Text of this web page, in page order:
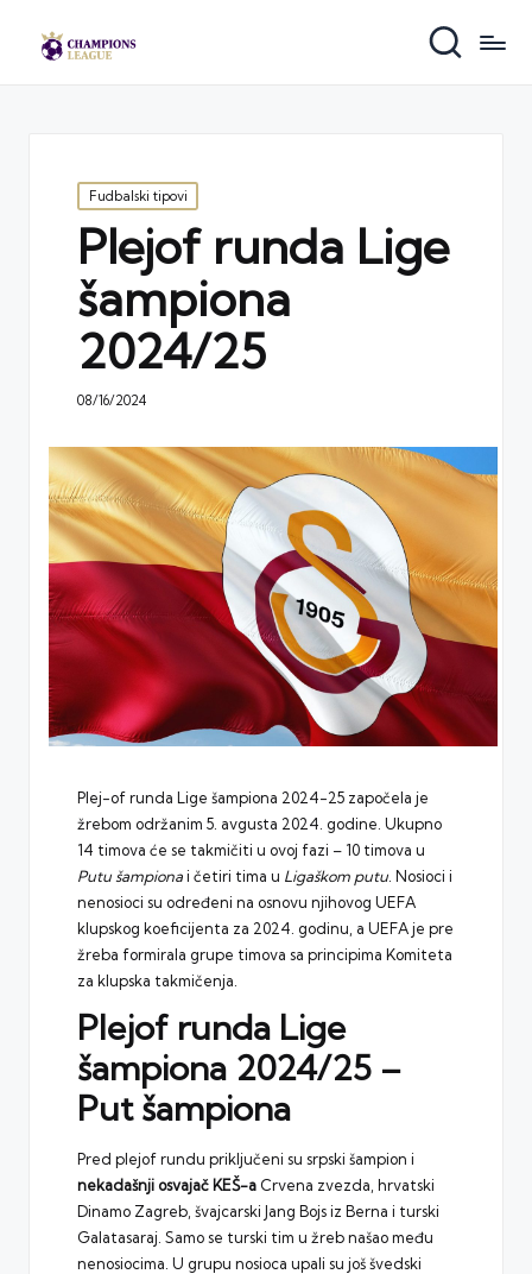
Posted
in
Fudbalski tipovi
Plejof runda Lige
šampiona
2024/25
08/16/2024
Plej-of runda Lige šampiona 2024-25 započela je
žrebom održanim 5. avgusta 2024. godine. Ukupno
14 timova će se takmičiti u ovoj fazi – 10 timova u
Putu šampionai četiri tima u Ligaškom putu . Nosioci i
nenosioci su određeni na osnovu njihovog UEFA
klupskog koeficijenta za 2024. godinu, a UEFA je pre
žreba formirala grupe timova sa principima Komiteta
za klupska takmičenja.
Plejof runda Lige
šampiona 2024/25 –
Put šampiona
Pred plejof rundu priključeni su srpski šampion i
nekadašnji osvajač KEŠ-a Crvena zvezda, hrvatski
Dinamo Zagreb, švajcarski Jang Bojs iz Berna i turski
Galatasaraj. Samo se turski tim u žreb našao među
nenosiocima. U grupu nosioca upali su još švedski